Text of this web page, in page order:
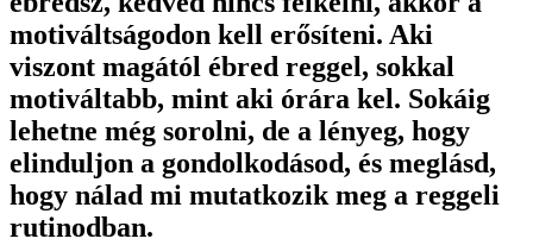
motiváltságodon kell erősíteni. Aki
viszont magától ébred reggel, sokkal
motiváltabb, mint aki órára kel. Sokáig
lehetne még sorolni, de a lényeg, hogy
elinduljon a gondolkodásod, és meglásd,
hogy nálad mi mutatkozik meg a reggeli
rutinodban.